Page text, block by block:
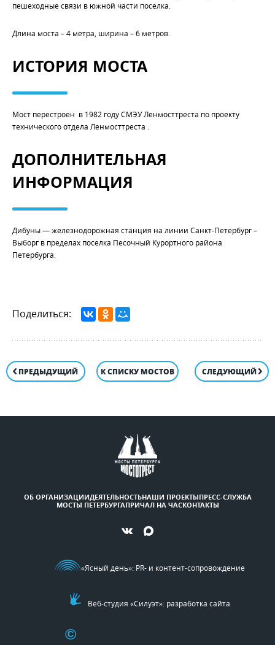
пешеходные связи в южной части поселка.
Длина моста – 4 метра, ширина – 6 метров.
ИСТОРИЯ МОСТА
Мост перестроен в 1982 году СМЭУ Ленмосттреста по проекту
технического отдела Ленмосттреста .
ДОПОЛНИТЕЛЬНАЯ
ИНФОРМАЦИЯ
Дибуны — железнодорожная станция на линии Санкт-Петербург –
Выборг в пределах поселка Песочный Курортного района
Петербурга.
Поделиться:
ПРЕДЫДУЩИЙ К СПИСКУ МОСТОВ СЛЕДУЮЩИЙ
ОБ ОРГАНИЗАЦИИДЕЯТЕЛЬНОСТЬНАШИ ПРОЕКТЫПРЕСС-СЛУЖБА
МОСТЫ ПЕТЕРБУРГАПРИЧАЛ НА ЧАСКОНТАКТЫ
©
«Ясный день»: PR- и контент-сопровождение
Веб-студия «Силуэт»: разработка сайта